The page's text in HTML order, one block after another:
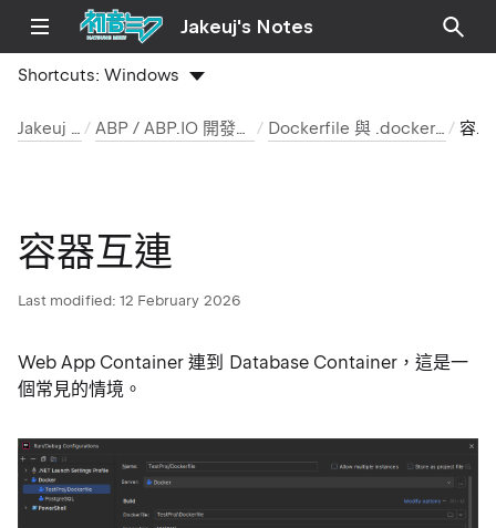
Jakeuj's Notes
Shortcuts:Windows
Jakeuj 筆記本 ABP / ABP.IO 開發環境與安裝筆記 Dockerfile 與 .dockerignore 實作筆記 容器互連
容器互連
Last modified: 12 February 2026
Web App Container 連到 Database Container，這是一
個常見的情境。